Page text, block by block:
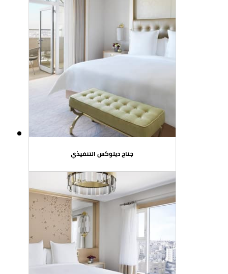
جناح ديلوكس التنفيذي